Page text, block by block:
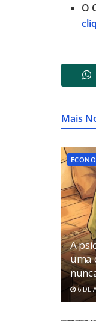
O
Mais
A
uma
6 DE